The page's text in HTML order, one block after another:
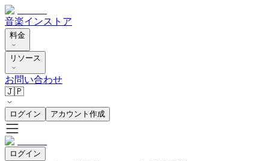
音楽インストア
料金
リソース
お問い合わせ
🇯🇵
ログイン アカウント作成
ログイン